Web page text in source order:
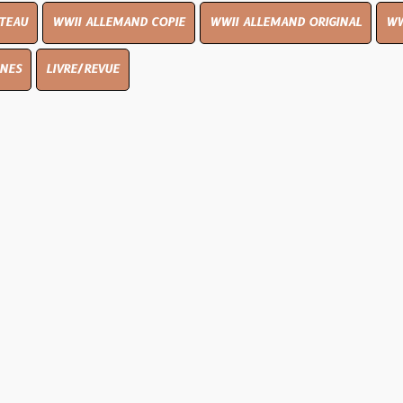
ALLEMAND COPIE WWII ALLEMAND ORIGINAL WWII UK